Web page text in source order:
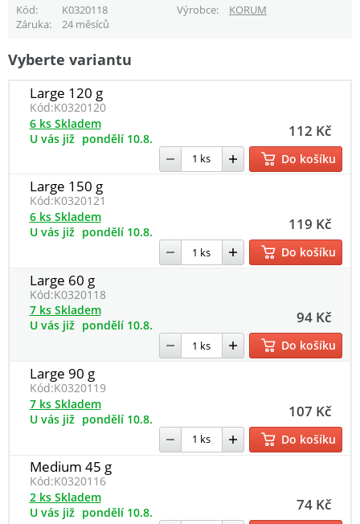
Kód K0320118 Výrobce
KORUM
Záruka
24 měsíců
Vyberte variantu
Large 120 g
Kód:K0320120
112 Kč
6 ks Skladem
U vás již pondělí 10.8.
Do košíku
Large 150 g
Kód:K0320121
119 Kč
6 ks Skladem
U vás již pondělí 10.8.
Do košíku
Large 60 g
Kód:K0320118
94 Kč
7 ks Skladem
U vás již pondělí 10.8.
Do košíku
Large 90 g
Kód:K0320119
107 Kč
7 ks Skladem
U vás již pondělí 10.8.
Do košíku
Medium 45 g
Kód:K0320116
74 Kč
2 ks Skladem
U vás již pondělí 10.8.